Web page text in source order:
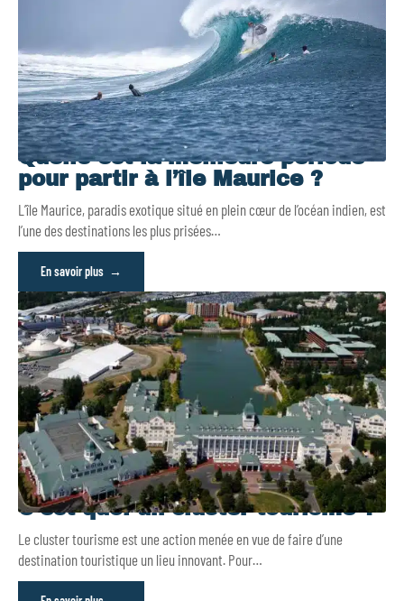
Quelle est la meilleure période
pour partir à l’île Maurice ?
L’île Maurice, paradis exotique situé en plein cœur de l’océan indien, est
l’une des destinations les plus prisées…
En savoir plus
C’est quoi un cluster tourisme ?
Le cluster tourisme est une action menée en vue de faire d’une
destination touristique un lieu innovant. Pour…